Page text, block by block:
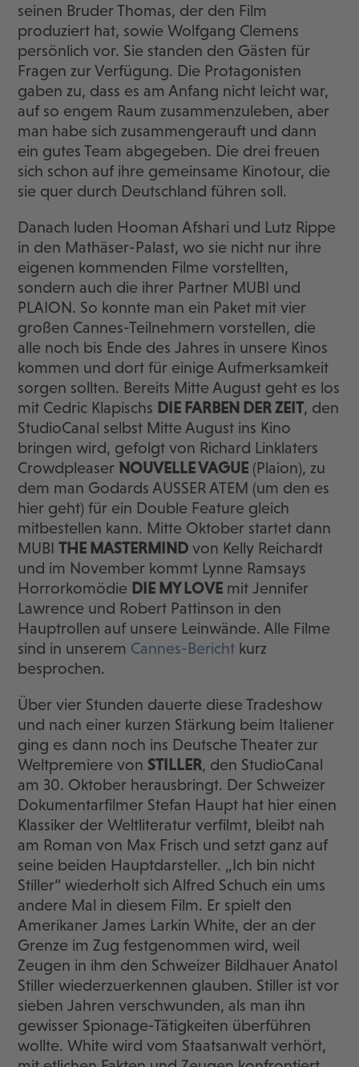
seinen Bruder Thomas, der den Film
produziert hat, sowie Wolfgang Clemens
persönlich vor. Sie standen den Gästen für
Fragen zur Verfügung. Die Protagonisten
gaben zu, dass es am Anfang nicht leicht war,
auf so engem Raum zusammenzuleben, aber
man habe sich zusammengerauft und dann
ein gutes Team abgegeben. Die drei freuen
sich schon auf ihre gemeinsame Kinotour, die
sie quer durch Deutschland führen soll.
Danach luden Hooman Afshari und Lutz Rippe
in den Mathäser-Palast, wo sie nicht nur ihre
eigenen kommenden Filme vorstellten,
sondern auch die ihrer Partner MUBI und
PLAION. So konnte man ein Paket mit vier
großen Cannes-Teilnehmern vorstellen, die
alle noch bis Ende des Jahres in unsere Kinos
kommen und dort für einige Aufmerksamkeit
sorgen sollten. Bereits Mitte August geht es los
mit Cedric Klapischs DIE FARBEN DER ZEIT, den
StudioCanal selbst Mitte August ins Kino
bringen wird, gefolgt von Richard Linklaters
Crowdpleaser NOUVELLE VAGUE (Plaion), zu
dem man Godards AUSSER ATEM (um den es
hier geht) für ein Double Feature gleich
mitbestellen kann. Mitte Oktober startet dann
MUBITHE MASTERMIND von Kelly Reichardt
und im November kommt Lynne Ramsays
Horrorkomödie DIE MY LOVE mit Jennifer
Lawrence und Robert Pattinson in den
Hauptrollen auf unsere Leinwände. Alle Filme
sind in unserem Cannes-Bericht kurz
besprochen.
Über vier Stunden dauerte diese Tradeshow
und nach einer kurzen Stärkung beim Italiener
ging es dann noch ins Deutsche Theater zur
Weltpremiere von STILLER, den StudioCanal
am 30. Oktober herausbringt. Der Schweizer
Dokumentarfilmer Stefan Haupt hat hier einen
Klassiker der Weltliteratur verfilmt, bleibt nah
am Roman von Max Frisch und setzt ganz auf
seine beiden Hauptdarsteller. „Ich bin nicht
Stiller“ wiederholt sich Alfred Schuch ein ums
andere Mal in diesem Film. Er spielt den
Amerikaner James Larkin White, der an der
Grenze im Zug festgenommen wird, weil
Zeugen in ihm den Schweizer Bildhauer Anatol
Stiller wiederzuerkennen glauben. Stiller ist vor
sieben Jahren verschwunden, als man ihn
gewisser Spionage-Tätigkeiten überführen
wollte. White wird vom Staatsanwalt verhört,